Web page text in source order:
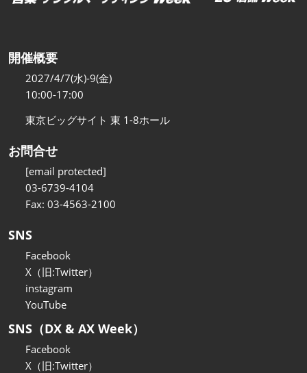
開催概要
2027/4/7(水)-9(金)
10:00-17:00
東京ビッグサイト 東 1-8ホール
お問合せ
[email protected]
03-6739-4104
Fax: 03-4563-2100
SNS
Facebook
X（旧:Twitter）
instagram
YouTube
SNS（DX & AX Week）
Facebook
X（旧:Twitter）